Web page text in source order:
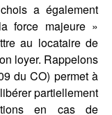
a également
force majeure »
au locataire de
loyer. Rappelons
du CO) permet à
partiellement
en cas de